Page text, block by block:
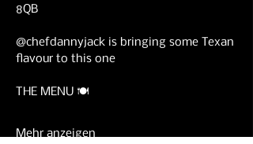
8QB
@chefdannyjack is bringing some Texan
flavour to this one
THE MENU 🍽️
Mehr anzeigen